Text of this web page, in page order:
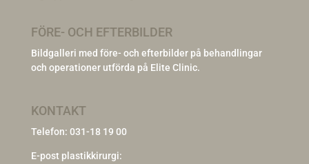
FÖRE- OCH EFTERBILDER
Bildgalleri med före- och efterbilder på behandlingar
och operationer utförda på Elite Clinic.
KONTAKT
Telefon: 031-18 19 00
E-post plastikkirurgi: